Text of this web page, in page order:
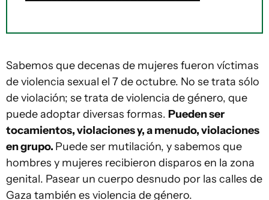
Sabemos que decenas de mujeres fueron víctimas
de violencia sexual el 7 de octubre. No se trata sólo
de violación; se trata de violencia de género, que
puede adoptar diversas formas. Pueden ser
tocamientos, violaciones y, a menudo, violaciones
en grupo. Puede ser mutilación, y sabemos que
hombres y mujeres recibieron disparos en la zona
genital. Pasear un cuerpo desnudo por las calles de
Gaza también es violencia de género.